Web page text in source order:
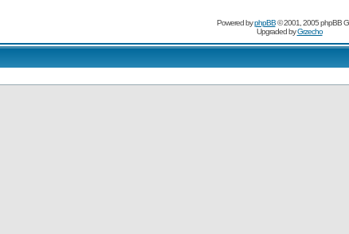
Powered byphpBB© 2001, 2005 phpBB
Upgraded byGrzecho